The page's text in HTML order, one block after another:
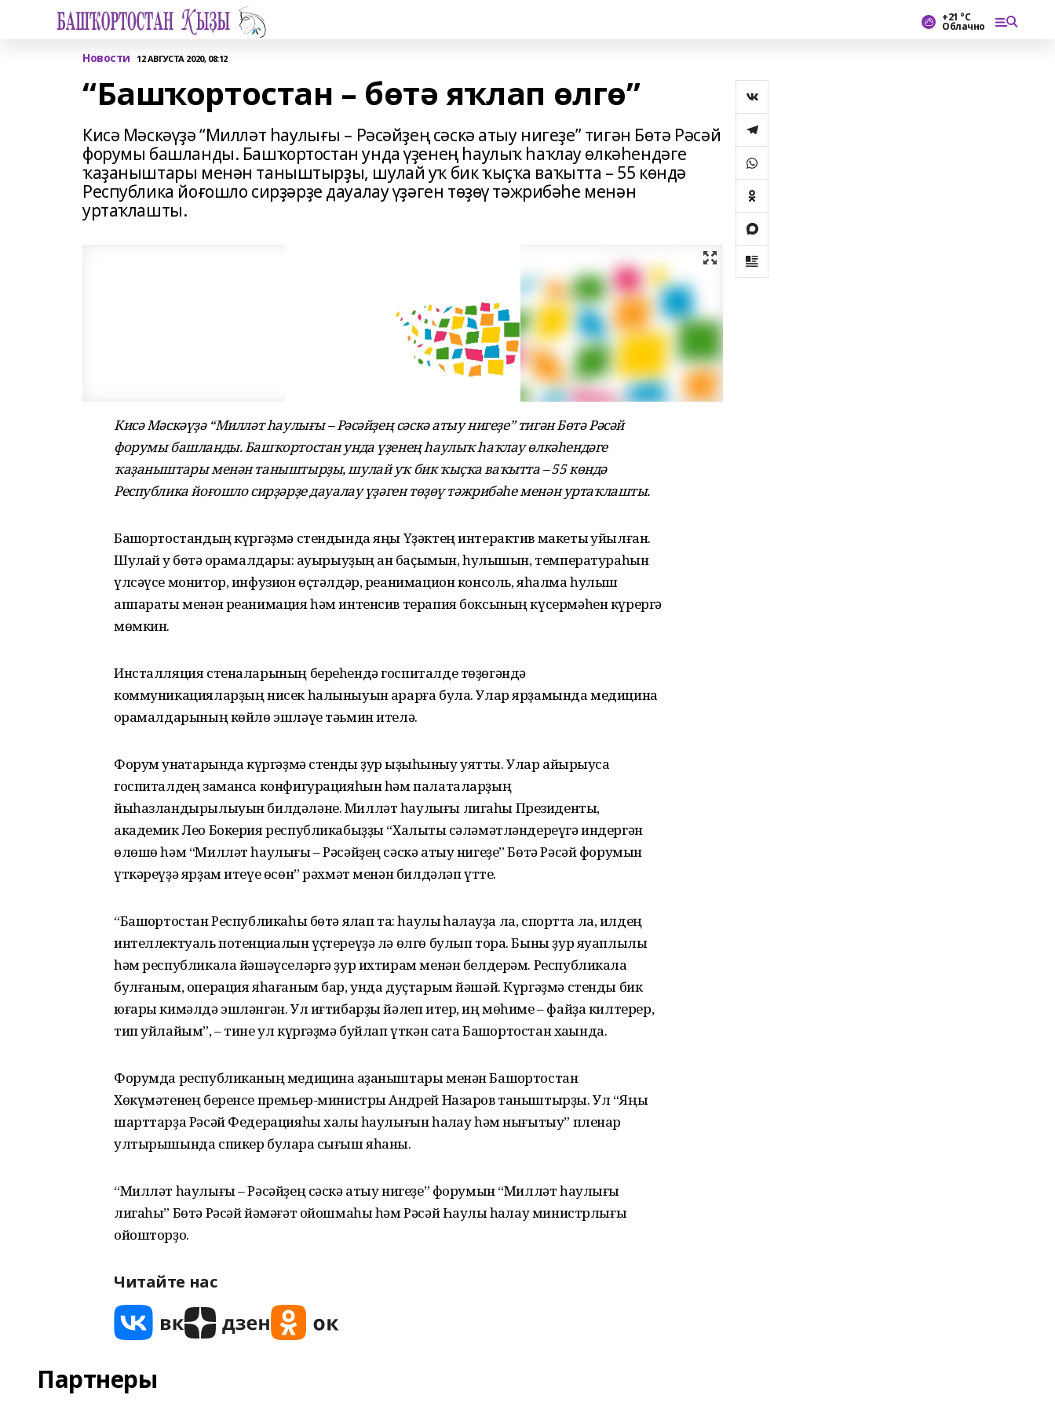
+21 °С
Облачно
Новости 12 АВГУСТА 2020, 08:12
“Башҡортостан – бөтә яҡлап өлгө”
Кисә Мәскәүҙә “Милләт һаулығы – Рәсәйҙең сәскә атыу нигеҙе” тигән Бөтә Рәсәй
форумы башланды. Башҡортостан унда үҙенең һаулыҡ һаҡлау өлкәһендәге
ҡаҙаныштары менән таныштырҙы, шулай уҡ бик ҡыҫҡа ваҡытта – 55 көндә
Республика йоғошло сирҙәрҙе дауалау үҙәген төҙөү тәжрибәһе менән
уртаҡлашты.
Кисә Мәскәүҙә “Милләт һаулығы – Рәсәйҙең сәскә атыу нигеҙе” тигән Бөтә Рәсәй
форумы башланды. Башҡортостан унда үҙенең һаулыҡ һаҡлау өлкәһендәге
ҡаҙаныштары менән таныштырҙы, шулай уҡ бик ҡыҫҡа ваҡытта – 55 көндә
Республика йоғошло сирҙәрҙе дауалау үҙәген төҙөү тәжрибәһе менән уртаҡлашты.
Башҡортостандың күргәҙмә стендында яңы Үҙәктең интерактив макеты ҡуйылған.
Шулай уҡ бөтә ҡорамалдары: ауырыуҙың ҡан баҫымын, һулышын, температураһын
үлсәүсе монитор, инфузион өҫтәлдәр, реанимацион консоль, яһалма һулыш
аппараты менән реанимация һәм интенсив терапия боксының күсермәһен күрергә
мөмкин.
Инсталляция стеналарының береһендә госпиталде төҙөгәндә
коммуникацияларҙың нисек һалыныуын ҡарарға була. Улар ярҙамында медицина
ҡорамалдарының көйлө эшләүе тәьмин ителә.
Форум ҡунаҡтарында күргәҙмә стенды ҙур ҡыҙыҡһыныу уятты. Улар айырыуса
госпиталдең заманса конфигурацияһын һәм палаталарҙың
йыһазландырылыуын билдәләне. Милләт һаулығы лигаһы Президенты,
академик Лео Бокерия республикабыҙҙы “Халыҡты сәләмәтләндереүгә индергән
өлөшө һәм “Милләт һаулығы – Рәсәйҙең сәскә атыу нигеҙе” Бөтә Рәсәй форумын
үткәреүҙә ярҙам итеүе өсөн” рәхмәт менән билдәләп үтте.
“Башҡортостан Республикаһы бөтә яҡлап та: һаулыҡ һаҡлауҙа ла, спортта ла, илдең
интеллектуаль потенциалын үҫтереүҙә лә өлгө булып тора. Быны ҙур яуаплылыҡ
һәм республикала йәшәүселәргә ҙур ихтирам менән белдерәм. Республикала
булғаным, операция яһағаным бар, унда дуҫтарым йәшәй. Күргәҙмә стенды бик
юғары кимәлдә эшләнгән. Ул иғтибарҙы йәлеп итер, иң мөһиме – файҙа килтерер,
тип уйлайым”, – тине ул күргәҙмә буйлап үткән саҡта Башҡортостан хаҡында.
Форумда республиканың медицина ҡаҙаныштары менән Башҡортостан
Хөкүмәтенең беренсе премьер-министры Андрей Назаров таныштырҙы. Ул “Яңы
шарттарҙа Рәсәй Федерацияһы халҡы һаулығын һаҡлау һәм нығытыу” пленар
ултырышында спикер булараҡ сығыш яһаны.
“Милләт һаулығы – Рәсәйҙең сәскә атыу нигеҙе” форумын “Милләт һаулығы
лигаһы” Бөтә Рәсәй йәмәғәт ойошмаһы һәм Рәсәй Һаулыҡ һаҡлау министрлығы
ойошторҙо.
Читайте нас
Партнеры